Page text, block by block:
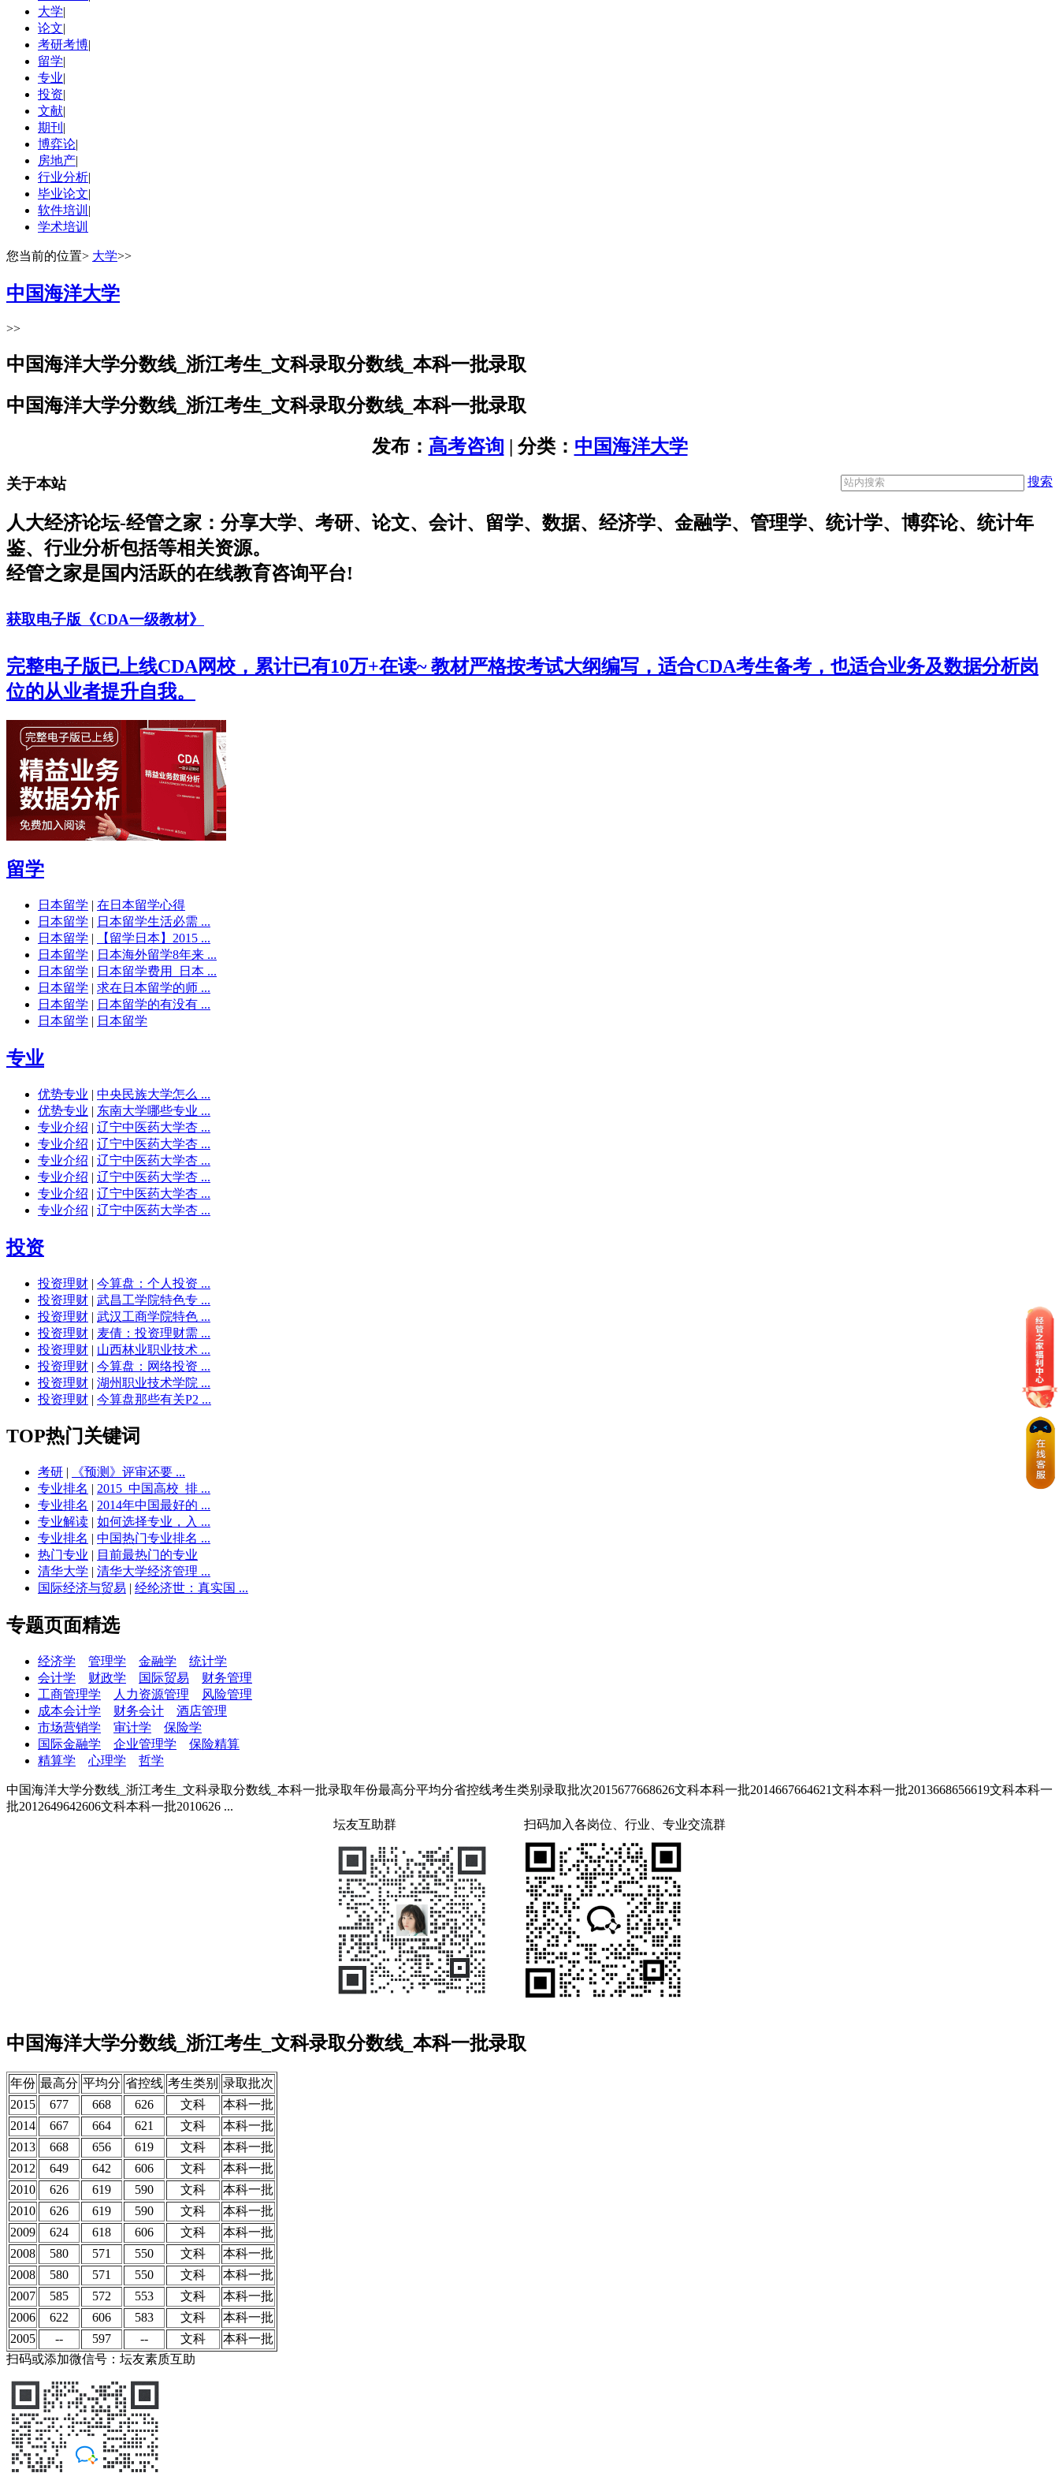
大学|
论文|
考研考博|
留学|
专业|
投资|
文献|
期刊 |
博弈论|
房地产|
行业分析|
毕业论文|
软件培训 |
学术培训
您当前的位置> 大学>>
中国海洋大学
>>
中国海洋大学分数线_浙江考生_文科录取分数线_本科一批录取
中国海洋大学分数线_浙江考生_文科录取分数线_本科一批录取
发布： 高考咨询 | 分类： 中国海洋大学
搜索
关于本站
人大经济论坛-经管之家：分享大学、考研、论文、会计、留学、数据、经济学、金融学、管理学、统计学、博弈论、统计年
鉴、行业分析包括等相关资源。
经管之家是国内活跃的在线教育咨询平台!
获取电子版《CDA一级教材》
完整电子版已上线CDA网校，累计已有10万+在读~ 教材严格按考试大纲编写，适合CDA考生备考，也适合业务及数据分析岗
位的从业者提升自我。
留学
日本留学 | 在日本留学心得
日本留学 | 日本留学生活必需 ...
日本留学 |
【留学日本】2015 ...
日本留学 | 日本海外留学8年来 ...
日本留学 | 日本留学费用_日本 ...
日本留学 | 求在日本留学的师 ...
日本留学 | 日本留学的有没有 ...
日本留学 | 日本留学
专业
优势专业 | 中央民族大学怎么 ...
优势专业 | 东南大学哪些专业 ...
专业介绍 | 辽宁中医药大学杏 ...
专业介绍 | 辽宁中医药大学杏 ...
专业介绍 | 辽宁中医药大学杏 ...
专业介绍 | 辽宁中医药大学杏 ...
专业介绍 | 辽宁中医药大学杏 ...
专业介绍 | 辽宁中医药大学杏 ...
投资
投资理财 | 今算盘：个人投资 ...
投资理财 | 武昌工学院特色专 ...
投资理财 | 武汉工商学院特色 ...
投资理财 | 麦倩：投资理财需 ...
投资理财 | 山西林业职业技术 ...
投资理财 | 今算盘：网络投资 ...
投资理财 | 湖州职业技术学院 ...
投资理财 | 今算盘那些有关P2 ...
TOP热门关键词
考研 |
《预测》评审还要 ...
专业排名 | 2015_中国高校_排 ...
专业排名 | 2014年中国最好的 ...
专业解读 | 如何选择专业，入 ...
专业排名 | 中国热门专业排名 ...
热门专业 | 目前最热门的专业
清华大学 | 清华大学经济管理 ...
国际经济与贸易 | 经纶济世：真实国 ...
专题页面精选
经济学 管理学 金融学
统计学
会计学
财政学 国际贸易
财务管理
工商管理学
人力资源管理
风险管理
成本会计学
财务会计
酒店管理
市场营销学
审计学
保险学
国际金融学
企业管理学
保险精算
精算学
心理学 哲学
中国海洋大学分数线_浙江考生_文科录取分数线_本科一批录取年份最高分平均分省控线考生类别录取批次2015677668626文科本科一批2014667664621文科本科一批2013668656619文科本科一
批2012649642606文科本科一批2010626 ...
坛友互助群
扫码加入各岗位、行业、专业交流群
中国海洋大学分数线_浙江考生_文科录取分数线_本科一批录取
年份 最高分 平均分 省控线 考生类别 录取批次
2015
677 668 626 文科
本科一批
2014
667 664 621 文科
本科一批
2013
668 656 619 文科
本科一批
2012
649 642 606 文科
本科一批
2010
626 619 590 文科
本科一批
2010
626 619 590 文科
本科一批
2009
624 618 606 文科
本科一批
2008
580 571 550 文科
本科一批
2008
580 571 550 文科
本科一批
2007
585 572 553 文科
本科一批
2006
622 606 583 文科
本科一批
2005
-- 597 -- 文科
本科一批
扫码或添加微信号：坛友素质互助